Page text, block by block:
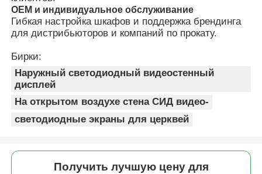
OEM и индивидуальное обслуживание
Гибкая настройка шкафов и поддержка брендинга
для дистрибьюторов и компаний по прокату.
Бирки:
Наружный светодиодный видеостенный
дисплей
На открытом воздухе стена СИД видео-
светодиодные экраны для церквей
Получить лучшую цену для